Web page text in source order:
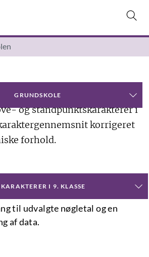
GRUNDSKOLE
og standpunktskarakterer i
korrigeret
forhold.
NØGLETAL
til udvalgte nøgletal og en
af data.
KARAKTERER I 9. KLASSE